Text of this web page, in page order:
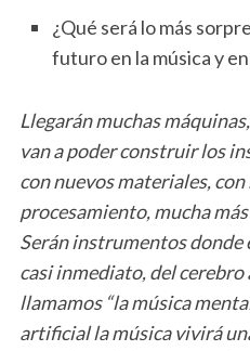
¿Qué será lo más
futuro en la música y
Llegarán muchas
van a poder construir los
con nuevos materiales,
procesamiento, mucha
Serán instrumentos donde
casi inmediato, del
llamamos “la música
artificial la música vivirá